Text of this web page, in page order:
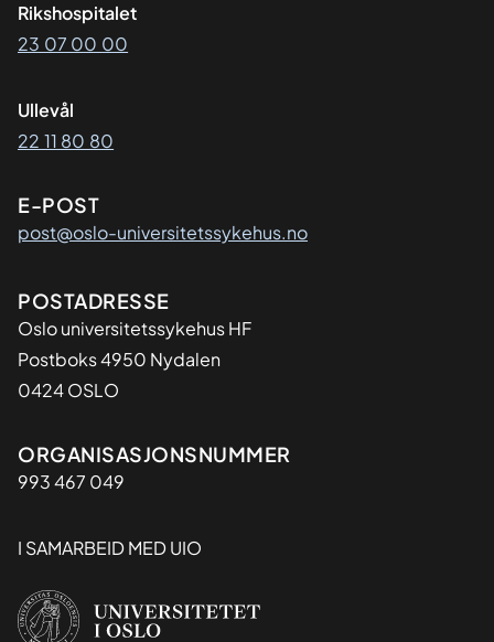
Rikshospitalet
23 07 00 00
Ullevål
22 11 80 80
E-POST
post@oslo-universitetssykehus.no
Adresse
POSTADRESSE
Oslo universitetssykehus HF
Postboks 4950 Nydalen
0424 OSLO
Organisasjon
ORGANISASJONSNUMMER
993 467 049
I SAMARBEID MED UIO